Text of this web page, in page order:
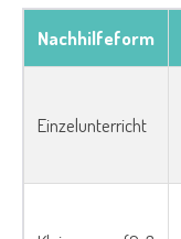
Nachhilfeform
Einzelunterricht